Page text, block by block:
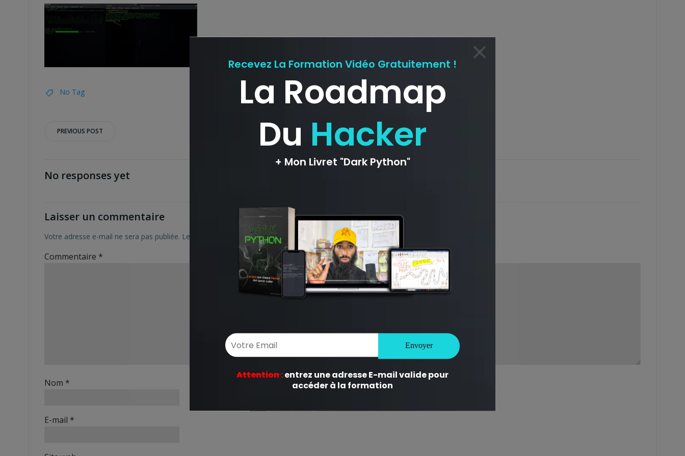
No Tag
Post
PREVIOUS POST
No responses yet
Laisser un commentaire
Votre adresse e-mail ne sera pas publiée. Les champs obligatoires sont indiqués avec
Commentaire *
Nom *
E-mail *